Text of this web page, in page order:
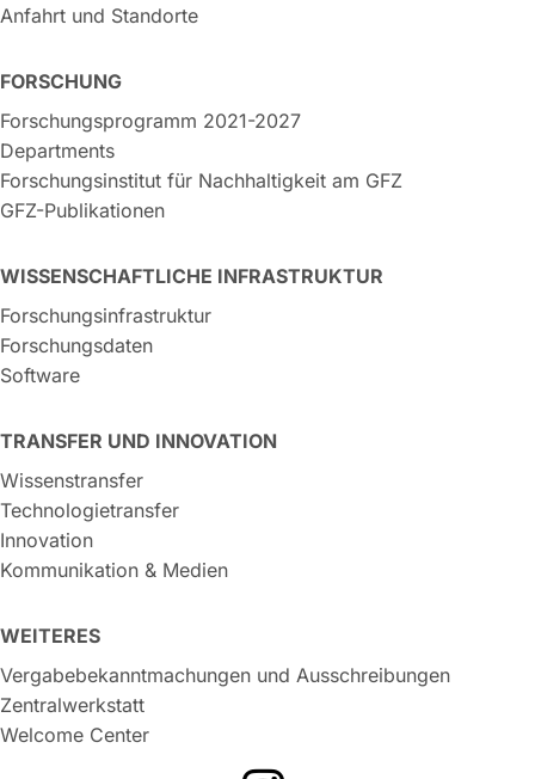
Anfahrt und Standorte
FORSCHUNG
Forschungsprogramm 2021-2027
Departments
Forschungsinstitut für Nachhaltigkeit am GFZ
GFZ-Publikationen
WISSENSCHAFTLICHE INFRASTRUKTUR
Forschungsinfrastruktur
Forschungsdaten
Software
TRANSFER UND INNOVATION
Wissenstransfer
Technologietransfer
Innovation
Kommunikation & Medien
WEITERES
Vergabebekanntmachungen und Ausschreibungen
Zentralwerkstatt
Welcome Center